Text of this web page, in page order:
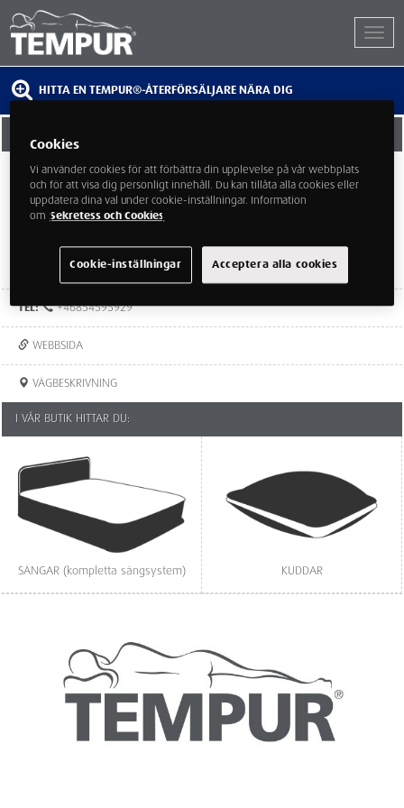
HITTA EN TEMPUR®-ÅTERFÖRSÄLJARE NÄRA DIG
Enköpingsvägen 33A
177 38 Järfälla
TEL: +46854595929
WEBBSIDA
VÄGBESKRIVNING
I VÅR BUTIK HITTAR DU:
SÄNGAR (kompletta sängsystem) KUDDAR
Cookies
Vi använder cookies för att förbättra din upplevelse på vår webbplats
och för att visa dig personligt innehåll. Du kan tillåta alla cookies eller
uppdatera dina val under cookie-inställningar. Information
om Sekretess och Cookies
Acceptera alla cookies
Cookie-inställningar